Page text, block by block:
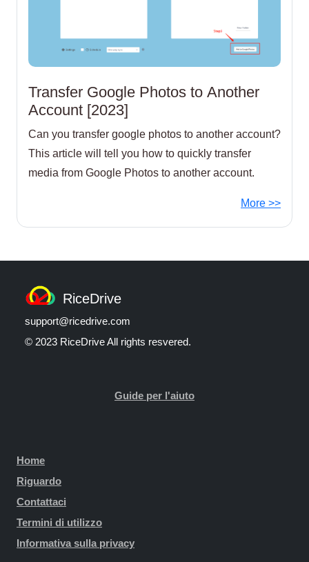
Transfer Google Photos to Another
Account [2023]
Can you transfer google photos to another account?
This article will tell you how to quickly transfer
media from Google Photos to another account.
More >>
RiceDrive
support@ricedrive.com
© 2023 RiceDrive All rights resvered.
Guide per l'aiuto
Home
Riguardo
Contattaci
Termini di utilizzo
Informativa sulla privacy